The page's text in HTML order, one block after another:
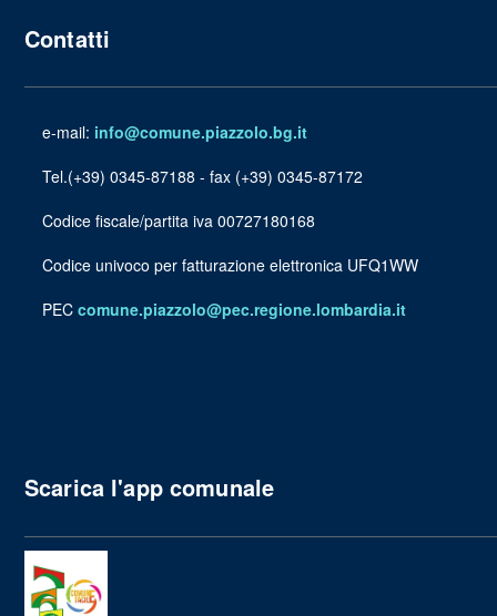
Contatti
e-mail: info@comune.piazzolo.bg.it
Tel.(+39) 0345-87188 - fax (+39) 0345-87172
Codice fiscale/partita iva 00727180168
Codice univoco per fatturazione elettronica UFQ1WW
PEC comune.piazzolo@pec.regione.lombardia.it
Scarica l'app comunale